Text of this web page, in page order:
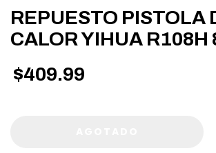
REPUESTO PISTOLA
CALOR YIHUA R108H
$409.99